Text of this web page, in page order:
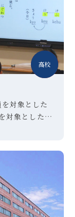
中学
高校
対象とした
対象とした夏